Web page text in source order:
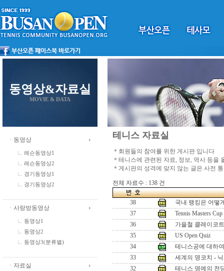
동영상&자료실
MOVIE & DATA
ㆍ동영상
레슨동영상1
레슨동영상2
경기동영상1
경기동영상2
ㆍ사랑방동영상
동영상1
동영상2
동영상3(분류별)
ㆍ자료실
테니스 자료실
＊회원들의 참여를 위한 게시판 입니다
＊테니스에 관련된 자료, 정보, 역사 등을
＊게시판의 성격에 맞지 않는 글은 사전
전체 자료수 : 138 건
38
국내 랭킹은 어떻
37
Tennis Masters Cup
36
가을철 클레이코
35
US Open Quiz
34
테니스공에 대하여
33
세계의 명코치 -
32
테니스 명예의 전